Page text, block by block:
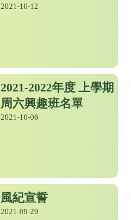
2021-10-12
2021-2022年度 上學期
周六興趣班名單
2021-10-06
風紀宣誓
2021-09-29